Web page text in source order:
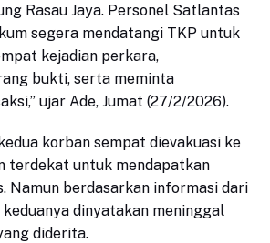
Rasau Jaya. Personel Satlantas
segera mendatangi TKP untuk
kejadian perkara,
bukti, serta meminta
ujar Ade, Jumat (27/2/2026).
korban sempat dievakuasi ke
terdekat untuk mendapatkan
Namun berdasarkan informasi dari
dinyatakan meninggal
diderita.